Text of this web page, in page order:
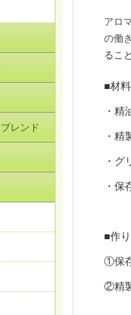
アロ
の働
るこ
■材料
・
・精
・
・保
■作
①保
②精
レンド